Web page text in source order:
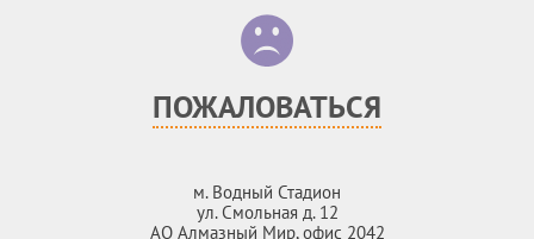
ПОЖАЛОВАТЬСЯ
м. Водный Стадион
ул. Смольная д. 12
АО Алмазный Мир, офис 2042